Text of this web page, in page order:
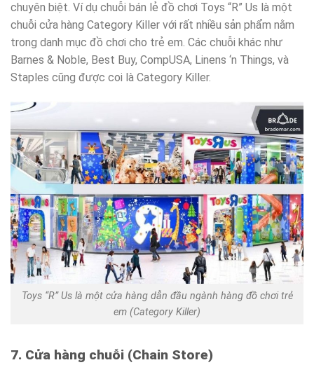
chuyên biệt. Ví dụ chuỗi bán lẻ đồ chơi Toys “R” Us là một
chuỗi cửa hàng Category Killer với rất nhiều sản phẩm nằm
trong danh mục đồ chơi cho trẻ em. Các chuỗi khác như
Barnes & Noble, Best Buy, CompUSA, Linens ‘n Things, và
Staples cũng được coi là Category Killer.
Toys “R” Us là một cửa hàng dẫn đầu ngành hàng đồ chơi trẻ
em (Category Killer)
7. Cửa hàng chuỗi (Chain Store)